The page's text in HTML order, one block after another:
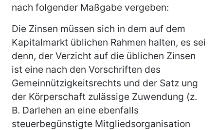
nach folgender Maßgabe vergeben:
Die Zinsen müssen sich in dem auf dem
Kapitalmarkt üblichen Rahmen halten, es sei
denn, der Verzicht auf die üblichen Zinsen
ist eine nach den Vorschriften des
Gemeinnützigkeitsrechts und der Satz ung
der Körperschaft zulässige Zuwendung (z.
B. Darlehen an eine ebenfalls
steuerbegünstigte Mitgliedsorganisation